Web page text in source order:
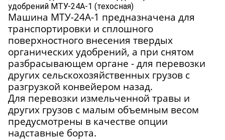
Машина МТУ-24А-1 предназначена для
транспортировки и сплошного
поверхностного внесения твердых
органических удобрений, а при снятом
разбрасывающем органе - для перевозки
других сельскохозяйственных грузов с
разгрузкой конвейером назад.
Для перевозки измельченной травы и
других грузов с малым объемным весом
предусмотрены в качестве опции
надставные борта.